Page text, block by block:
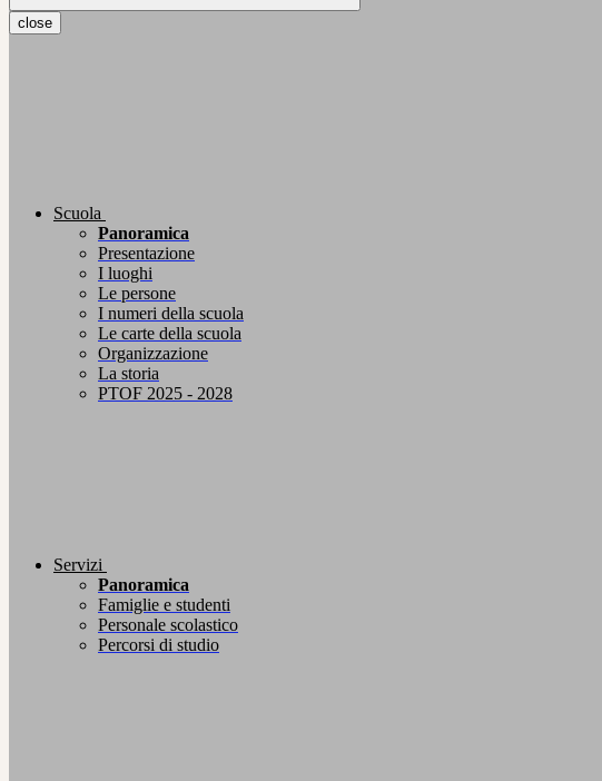
close
Scuola
Panoramica
Presentazione
I luoghi
Le persone
I numeri della scuola
Le carte della scuola
Organizzazione
La storia
PTOF 2025 - 2028
Servizi
Panoramica
Famiglie e studenti
Personale scolastico
Percorsi di studio